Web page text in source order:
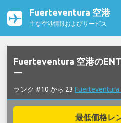
Fuerteventura 空港
主な空港情報およびサービス
Fuerteventura 空港の
ー
ランク #10 から 23 Fuerteventura
最低価格レ